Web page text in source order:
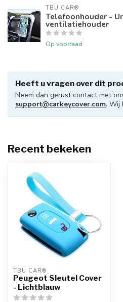
TBU CAR®
Telefoonhouder -
ventilatiehouder
Op voorraad
Heeft u vragen over dit
Neem dan gerust contact met
support@carkeycover.com. Wij
Recent bekeken
TBU CAR®
Peugeot Sleutel Cover
- Lichtblauw